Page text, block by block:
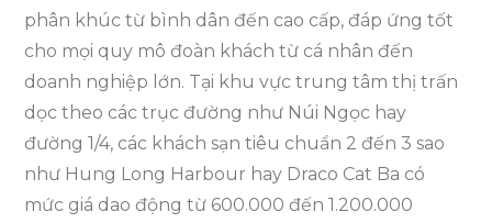
phân khúc từ bình dân đến cao cấp, đáp ứng tốt
cho mọi quy mô đoàn khách từ cá nhân đến
doanh nghiệp lớn. Tại khu vực trung tâm thị trấn
dọc theo các trục đường như Núi Ngọc hay
đường 1/4, các khách sạn tiêu chuẩn 2 đến 3 sao
như Hung Long Harbour hay Draco Cat Ba có
mức giá dao động từ 600.000 đến 1.200.000